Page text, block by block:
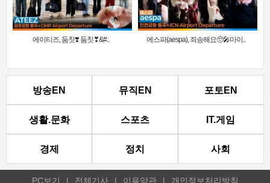
에이티즈, 둠칫❣️ 둠칫❣&#.. 에스파(aespa), 죄송해요🥺🎤마이..
방송EN 뮤직EN 포토EN
생활.문화 스포츠 IT.게임
경제 정치 사회
PC보기 | 전체기사 | 이용약관 | 개인정보처리방침